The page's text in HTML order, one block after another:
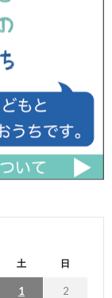
土 日
1 2